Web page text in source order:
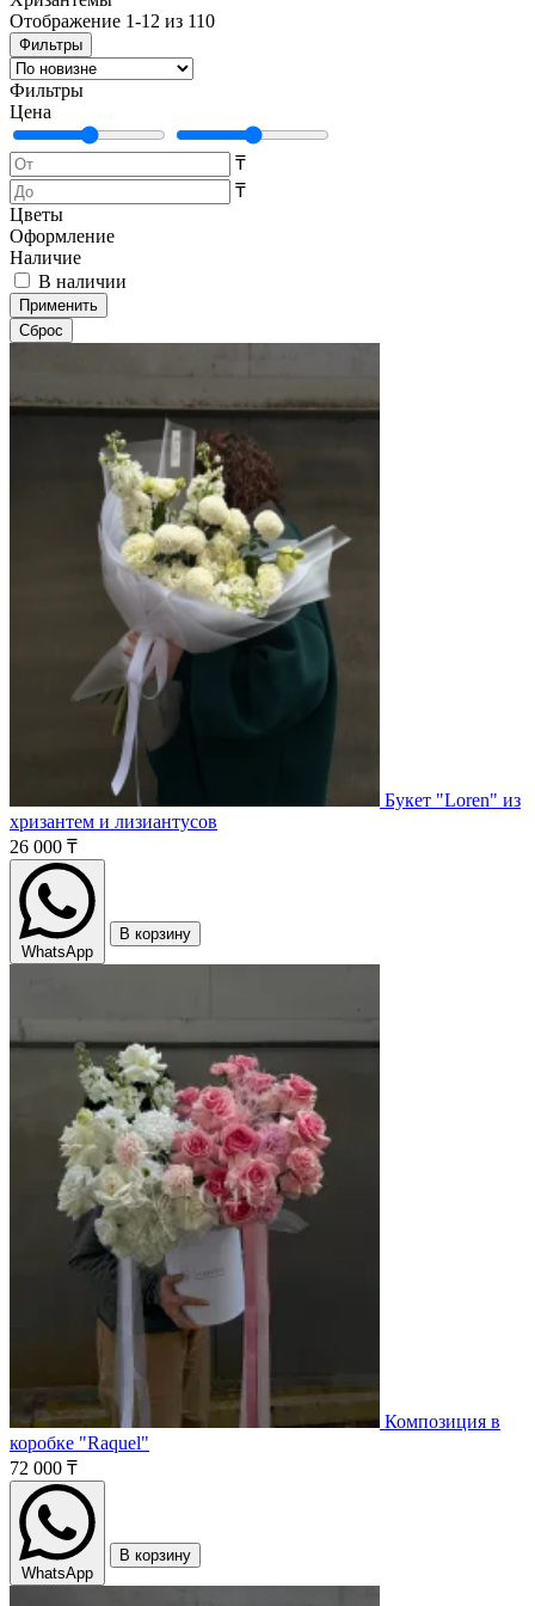
Отображение 1-12 из 110
Фильтры
Фильтры
Цена
₸
₸
Цветы
Оформление
Наличие
В наличии
Применить
Cброс
Букет "Loren" из
хризантем и лизиантусов
26 000 ₸
WhatsApp
В корзину
Композиция в
коробке "Raquel"
72 000 ₸
WhatsApp
В корзину